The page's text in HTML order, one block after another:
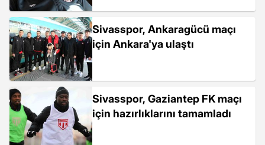
Sivasspor, Ankaragücü maçı
için Ankara'ya ulaştı
Sivasspor, Gaziantep FK maçı
için hazırlıklarını tamamladı